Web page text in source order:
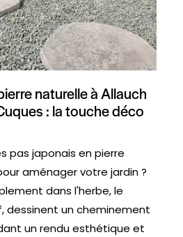
naturelle à Allauch
: la touche déco
pas japonais en pierre
aménager votre jardin ?
dans l'herbe, le
dessinent un cheminement
un rendu esthétique et